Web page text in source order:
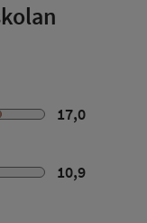
17,0
10,9